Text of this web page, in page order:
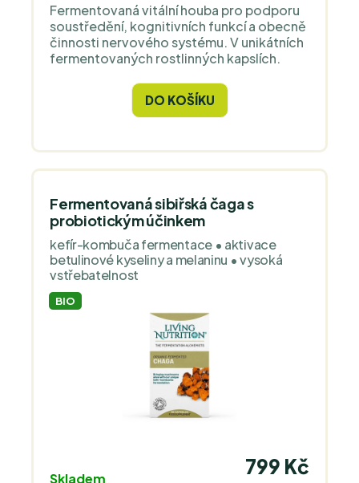
Fermentovaná vitální houba pro podporu
soustředění, kognitivních funkcí a obecně
činnosti nervového systému. V unikátních
fermentovaných rostlinných kapslích.
DO KOŠÍKU
Fermentovaná sibiřská čaga s
probiotickým účinkem
kefír-kombuča fermentace • aktivace
betulinové kyseliny a melaninu • vysoká
vstřebatelnost
BIO
Skladem
799 Kč